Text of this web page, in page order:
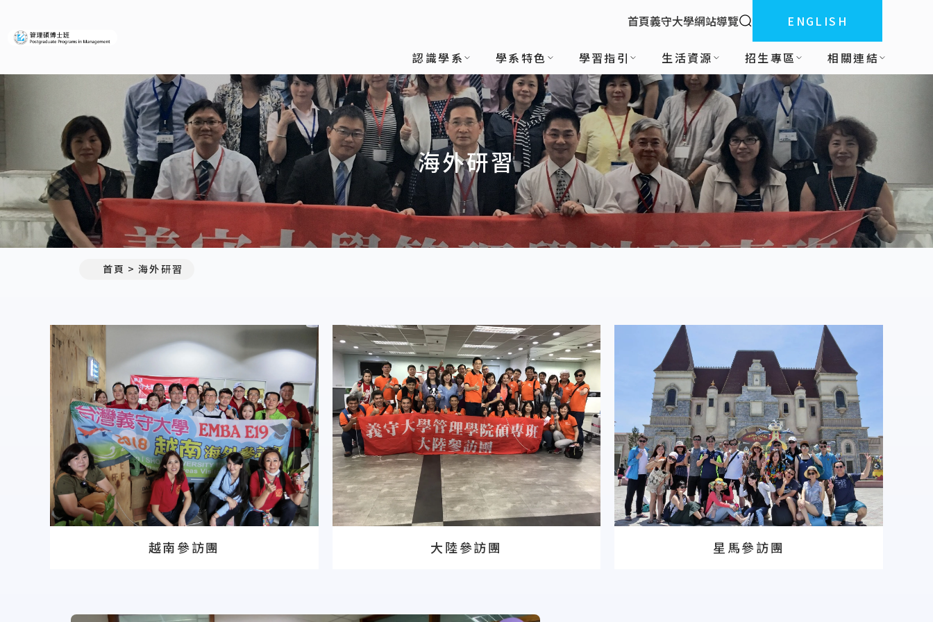
:::
首頁義守大學網站導覽 全站搜索ENGLISH
認識學系 學系特色 學習指引 生活資源 招生專區 相關連結
海外研習
首頁 海外研習
越南參訪團 大陸參訪團 星馬參訪團